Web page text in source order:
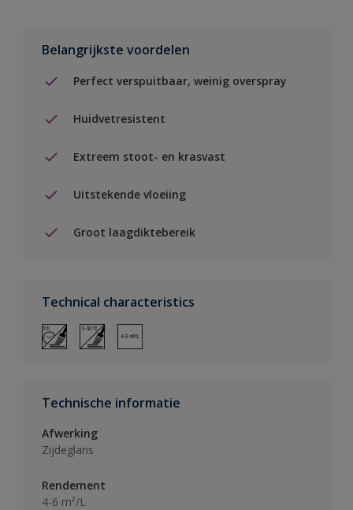
Belangrijkste voordelen
Perfect verspuitbaar, weinig overspray
Huidvetresistent
Extreem stoot- en krasvast
Uitstekende vloeiing
Groot laagdiktebereik
Technical characteristics
Technische informatie
Afwerking
Zijdeglans
Rendement
4-6 m²/L